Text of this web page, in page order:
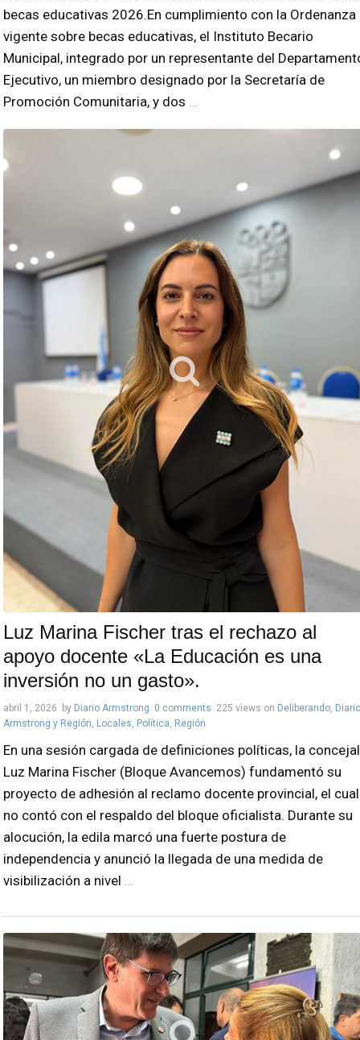
becas educativas 2026.En cumplimiento con la Ordenanza
vigente sobre becas educativas, el Instituto Becario
Municipal, integrado por un representante del
Ejecutivo, un miembro designado por la Secretaría de
Promoción Comunitaria, y dos …
Luz Marina Fischer tras el rechazo al
apoyo docente «La Educación es una
inversión no un gasto».
abril 1, 2026 by Diario Armstrong 0 comments 225 views on Deliberando, Diario
Armstrong y Región, Locales, Política, Región
En una sesión cargada de definiciones políticas, la concejal
Luz Marina Fischer (Bloque Avancemos) fundamentó su
proyecto de adhesión al reclamo docente provincial, el cual
no contó con el respaldo del bloque oficialista. Durante su
alocución, la edila marcó una fuerte postura de
independencia y anunció la llegada de una medida de
visibilización a nivel …